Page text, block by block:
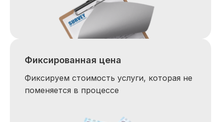
Фиксированная цена
Фиксируем стоимость услуги, которая не
поменяется в процессе